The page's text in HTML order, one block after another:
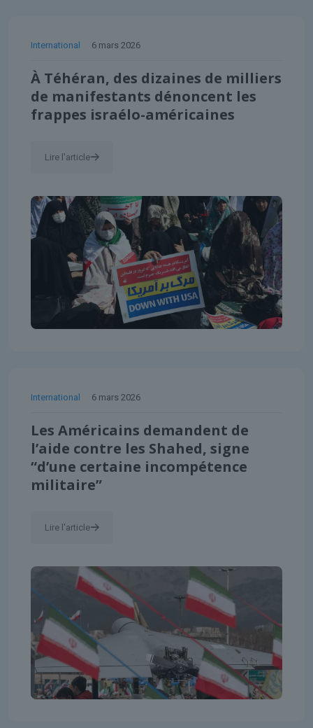
International 6 mars 2026
À Téhéran, des dizaines de milliers
de manifestants dénoncent les
frappes israélo-américaines
Lire l'article
International 6 mars 2026
Les Américains demandent de
l’aide contre les Shahed, signe
“d’une certaine incompétence
militaire”
Lire l'article